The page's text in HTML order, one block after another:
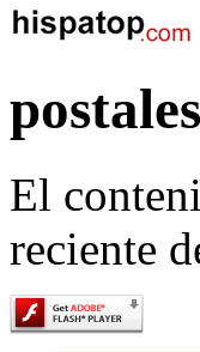
El
reciente